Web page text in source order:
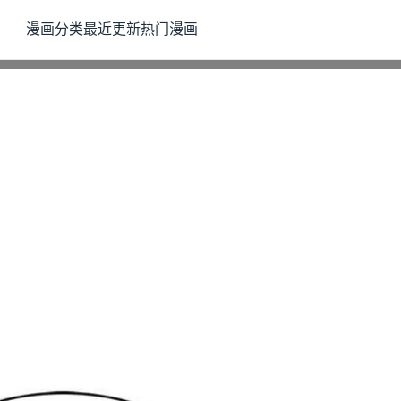
漫画分类最近更新热门漫画